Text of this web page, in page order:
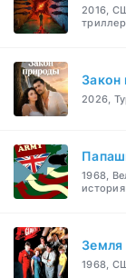
2016,
Закон
2026,
1968,
история
Земля
1968,